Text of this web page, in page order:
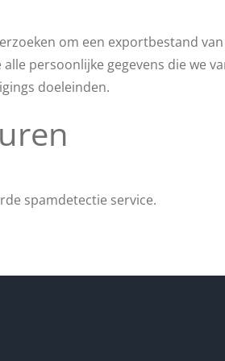
om een exportbestand
persoonlijke gegevens die we
doeleinden.
spamdetectie service.